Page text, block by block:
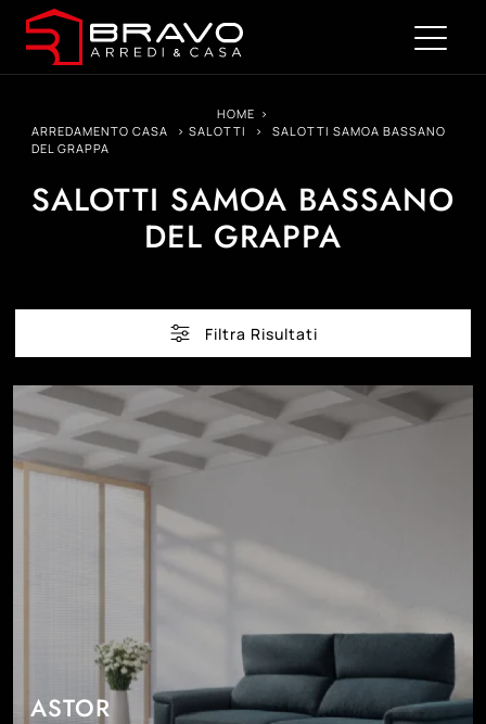
HOME >
ARREDAMENTO CASA
> SALOTTI >
SALOTTI SAMOA BASSANO
DEL GRAPPA
SALOTTI SAMOA BASSANO
DEL GRAPPA
Filtra Risultati
ASTOR